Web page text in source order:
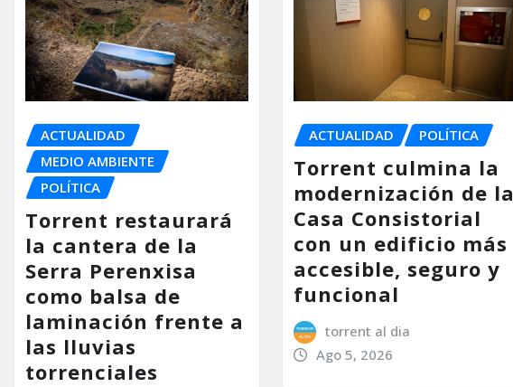
ACTUALIDAD
MEDIO AMBIENTE
POLÍTICA
Torrent restaurará
la cantera de la
Serra Perenxisa
como balsa de
laminación frente a
las lluvias
torrenciales
ACTUALIDAD POLÍTICA
Torrent culmina la
modernización de la
Casa Consistorial
con un edificio más
accesible, seguro y
funcional
torrent al dia
Ago 5, 2026